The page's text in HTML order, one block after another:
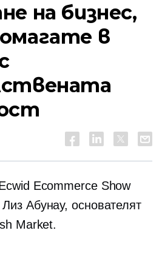
на бизнес,
в
Ecommerce Show
Абунау, основателят
Market.